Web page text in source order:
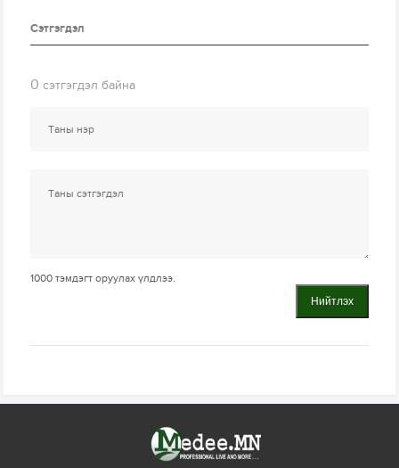
Сэтгэгдэл
0 сэтгэгдэл байна
1000 тэмдэгт оруулах үлдлээ.
Нийтлэх